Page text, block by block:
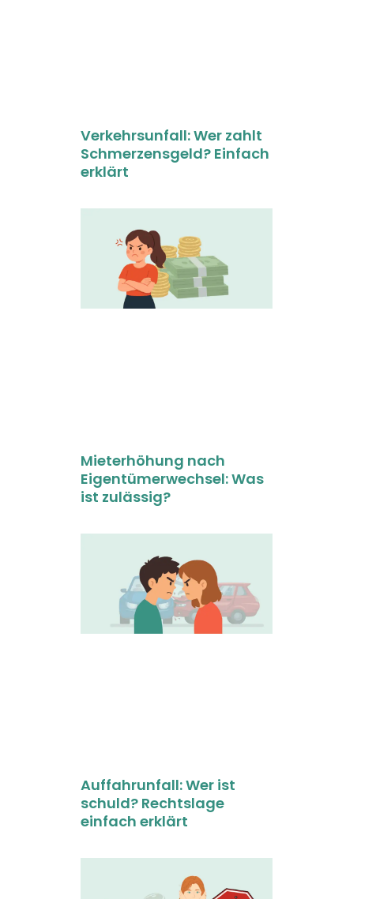
Verkehrsunfall: Wer zahlt
Schmerzensgeld? Einfach
erklärt
Mieterhöhung nach
Eigentümerwechsel: Was
ist zulässig?
Auffahrunfall: Wer ist
schuld? Rechtslage
einfach erklärt